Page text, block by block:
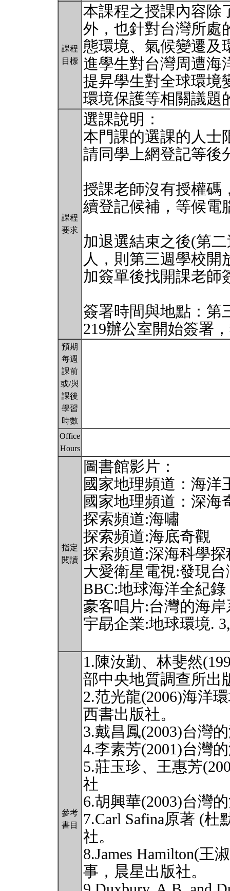
課程
目標
本課程之授課內容除
外，也針對台灣所處
態環境、氣候變遷及
進學生對台灣周遭海
提昇學生對全球環境
環境保護等相關議
課程
要求
選課說明：
本門課的選課的人士
請同學上網登記等後
授課老師沒有授權碼
續登記候補，等候電
加退選結束之後(第
人，則第三週學校開
加簽單後找開課老師
簽署時間與地點：第
219辦公室開始簽署
預期
每週
課前
或/與
課後
學習
時數
Office
Hours
指定
閱讀
圖書館影片：
國家地理頻道：海洋
國家地理頻道：深海
探索頻道:海嘯
探索頻道:海底奇觀
探索頻道:深海科學探
大愛衛星電視:發現
BBC:地球海洋全紀錄
豪客唱片:台灣的海岸
宇勗企業:地球環境.
參考
書目
1.陳汝勤、林斐然
部中央地質調查所出
2.范光龍(2006)海洋
西書出版社。
3.戴昌鳳(2003)台灣
4.李素芳(2001)台灣
5.莊玉珍、王惠芳
社
6.胡興華(2003)台灣
7.Carl Safina原著 (
社。
8.James Hamilton(王
事，晨星出版社。